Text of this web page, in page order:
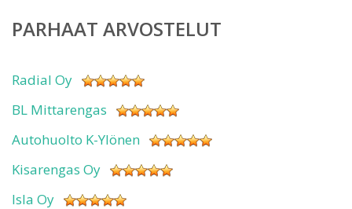
PARHAAT ARVOSTELUT
Radial Oy
BL Mittarengas
Autohuolto K-Ylönen
Kisarengas Oy
Isla Oy